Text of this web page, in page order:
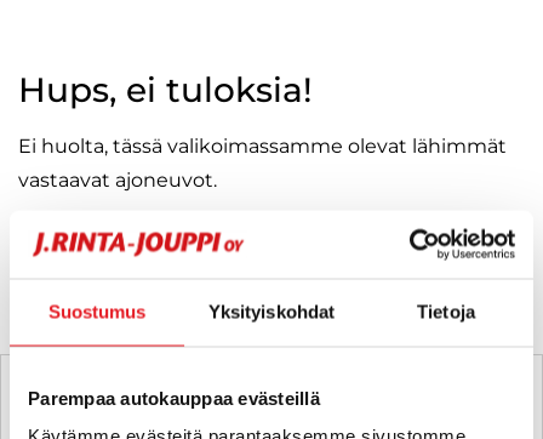
Suostumus Yksityiskohdat Tietoja
Parempaa autokauppaa evästeillä
Hups, ei tuloksia!
Ei huolta, tässä valikoimassamme olevat lähimmät
vastaavat ajoneuvot.
KATSO VASTAAVANLAISET AUTOT